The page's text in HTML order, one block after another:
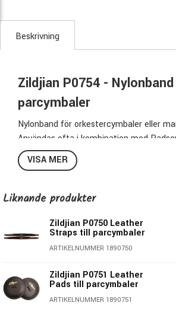
Beskrivning
Zildjian P0754 -
parcymbaler
Nylonband för orkestercymbaler eller
Användas ofta i kombination med
Vill du istället ha band i läder finns en
heter P0750.
Specifikationer P0754:
Tillverkade av nylonväv
Svarta med guldfärgad logo
Zildjian - Mer än bara
VISA MER
Liknande produkter
Zildjian P0750 Leather
Straps till parcymbaler
ARTIKELNUMMER 1890750
Zildjian P0751 Leather
Pads till parcymbaler
ARTIKELNUMMER 1890751